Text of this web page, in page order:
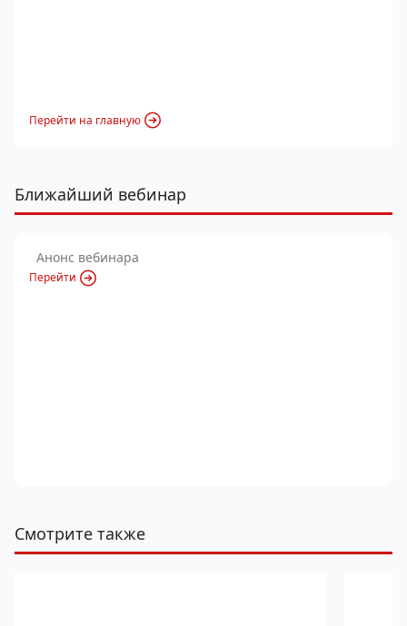
Перейти на главную
Ближайший вебинар
Анонс вебинара
Перейти
Смотрите также